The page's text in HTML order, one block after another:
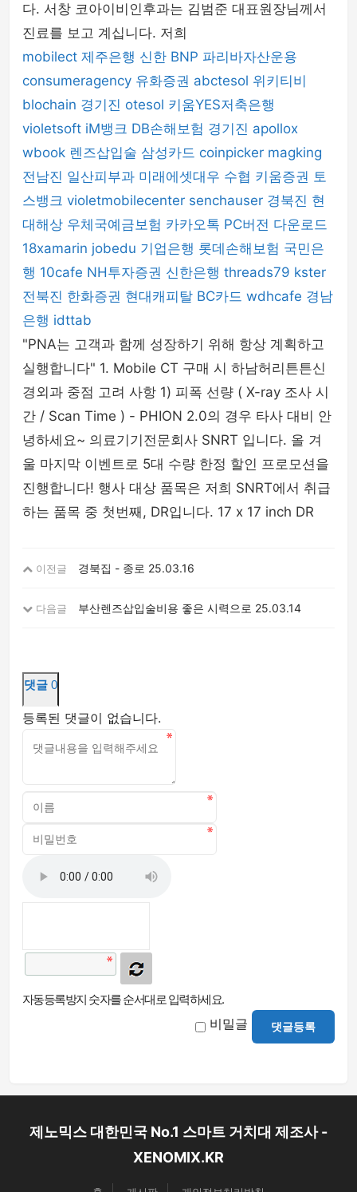
다. 서창 코아이비인후과는 김범준 대표원장님께서
진료를 보고 계십니다. 저희
mobilect 제주은행 신한 BNP 파리바자산운용
consumeragency 유화증권 abctesol 위키티비
blochain 경기진 otesol 키움YES저축은행
violetsoft iM뱅크 DB손해보험 경기진 apollox
wbook 렌즈삽입술 삼성카드 coinpicker magking
전남진 일산피부과 미래에셋대우 수협 키움증권 토
스뱅크 violetmobilecenter senchauser 경북진 현
대해상 우체국예금보험 카카오톡 PC버전 다운로드
18xamarin jobedu 기업은행 롯데손해보험 국민은
행 10cafe NH투자증권 신한은행 threads79 kster
전북진 한화증권 현대캐피탈 BC카드 wdhcafe 경남
은행 idttab
"PNA는 고객과 함께 성장하기 위해 항상 계획하고
실행합니다" 1. Mobile CT 구매 시 하남허리튼튼신
경외과 중점 고려 사항 1) 피폭 선량 ( X-ray 조사 시
간 / Scan Time ) - PHION 2.0의 경우 타사 대비 안
녕하세요~ 의료기기전문회사 SNRT 입니다. 올 겨
울 마지막 이벤트로 5대 수량 한정 할인 프로모션을
진행합니다! 행사 대상 품목은 저희 SNRT에서 취급
하는 품목 중 첫번째, DR입니다. 17 x 17 inch DR
이전글 경북집 - 종로 25.03.16
다음글 부산렌즈삽입술비용 좋은 시력으로 25.03.14
댓글 0
등록된 댓글이 없습니다.
자동등록방지 숫자를 순서대로 입력하세요.
비밀글 댓글등록
제노믹스 대한민국 No.1 스마트 거치대 제조사 -
XENOMIX.KR